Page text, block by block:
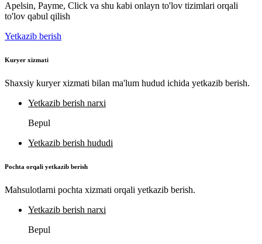
Apelsin, Payme, Click va shu kabi onlayn to'lov tizimlari orqali
to'lov qabul qilish
Yetkazib berish
Kuryer xizmati
Shaxsiy kuryer xizmati bilan ma'lum hudud ichida yetkazib berish.
Yetkazib berish narxi
Bepul
Yetkazib berish hududi
Pochta orqali yetkazib berish
Mahsulotlarni pochta xizmati orqali yetkazib berish.
Yetkazib berish narxi
Bepul